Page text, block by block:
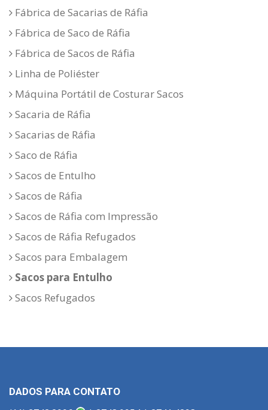
Fábrica de Sacarias de Ráfia
Fábrica de Saco de Ráfia
Fábrica de Sacos de Ráfia
Linha de Poliéster
Máquina Portátil de Costurar Sacos
Sacaria de Ráfia
Sacarias de Ráfia
Saco de Ráfia
Sacos de Entulho
Sacos de Ráfia
Sacos de Ráfia com Impressão
Sacos de Ráfia Refugados
Sacos para Embalagem
Sacos para Entulho
Sacos Refugados
DADOS PARA CONTATO